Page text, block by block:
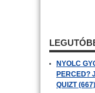
NYOLC
PERCED?
QUIZT (667)